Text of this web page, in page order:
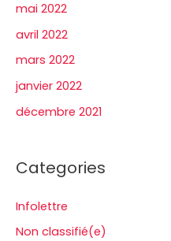
mai 2022
avril 2022
mars 2022
janvier 2022
décembre 2021
Categories
Infolettre
Non classifié(e)